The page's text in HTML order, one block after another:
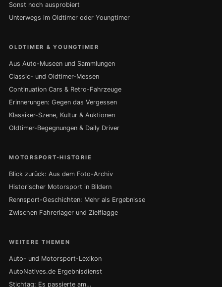
Sonst noch ausprobiert
Unterwegs im Oldtimer oder Youngtimer
OLDTIMER & YOUNGTIMER
Aus Auto-Museen und Sammlungen
Classic- und Oldtimer-Messen
Continuation Cars & Retro-Fahrzeuge
Erinnerungen: Gegen das Vergessen
Klassiker-Szene, Kultur & Auktionen
Oldtimer-Begegnungen & Daily Driver
MOTORSPORT-HISTORIE
Blick zurück: Aus dem Foto-Archiv
Historischer Motorsport in Bildern
Rennsport-Geschichten: Mehr als Ergebnisse
Zwischen Fahrerlager und Zielflagge
WEITERE THEMEN
Auto- und Motorsport-Lexikon
AutoNatives.de Ergebnisdienst
Stichtag: Es passierte am…